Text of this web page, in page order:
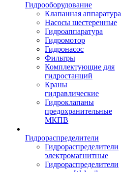
Гидрооборудование
Клапанная аппаратура
Насосы шестеренные
Гидроаппаратура
Гидромотор
Гидронасос
Фильтры
Комплектующие для
гидростанций
Краны
гидравлические
Гидроклапаны
предохранительные
МКПВ
Гидрораспределители
Гидрораспределители
электромагнитные
Гидрораспределители